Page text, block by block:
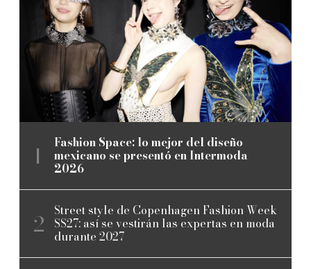
Fashion Space: lo mejor del diseño
mexicano se presentó en Intermoda
2026
Street style de Copenhagen Fashion Week
SS27: así se vestirán las expertas en moda
durante 2027